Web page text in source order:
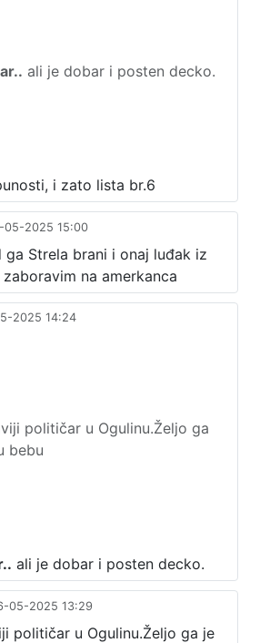
ali je dobar i posten decko.
i zato lista br.6
05-2025 15:00
ga Strela brani i onaj luđak iz
na amerkanca
2025 14:24
političar u Ogulinu.Željo ga
bebu
ali je dobar i posten decko.
05-2025 13:29
političar u Ogulinu.Željo ga je